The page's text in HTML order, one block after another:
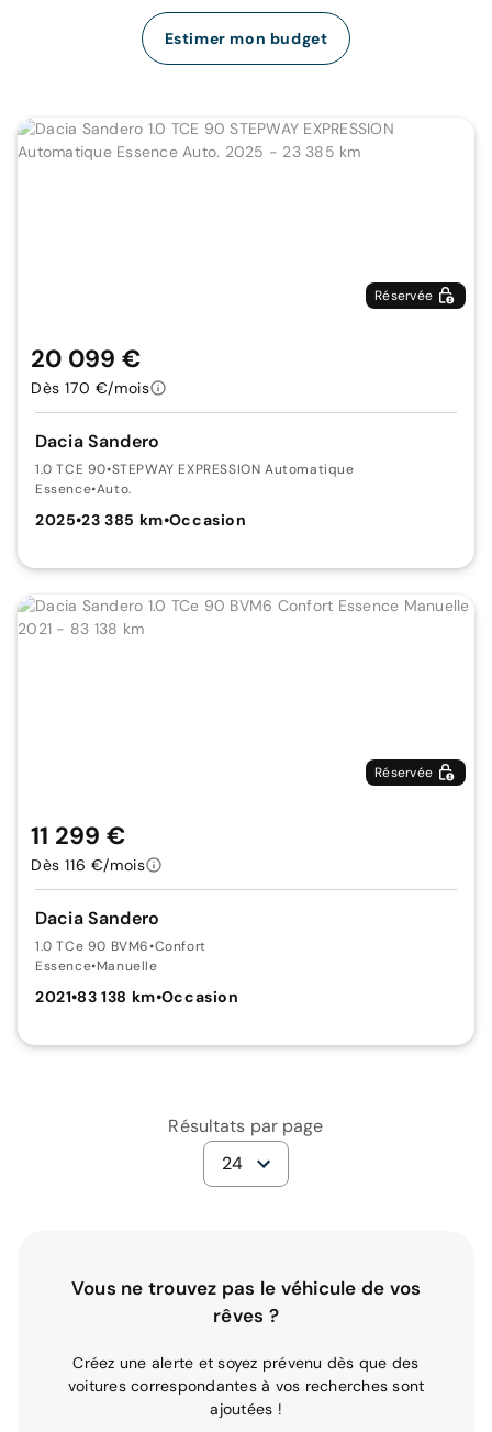
Estimer mon budget
Réservée
Dacia Sandero
1.0 TCE 90•STEPWAY EXPRESSION Automatique
Essence•Auto.
2025•23 385 km•Occasion
20 099 €
Dès 170 €/mois
Réservée
Dacia Sandero
1.0 TCe 90 BVM6•Confort
Essence•Manuelle
2021•83 138 km•Occasion
11 299 €
Dès 116 €/mois
Résultats par page
24
Vous ne trouvez pas le véhicule de vos
rêves ?
Créez une alerte et soyez prévenu dès que des
voitures correspondantes à vos recherches sont
ajoutées !